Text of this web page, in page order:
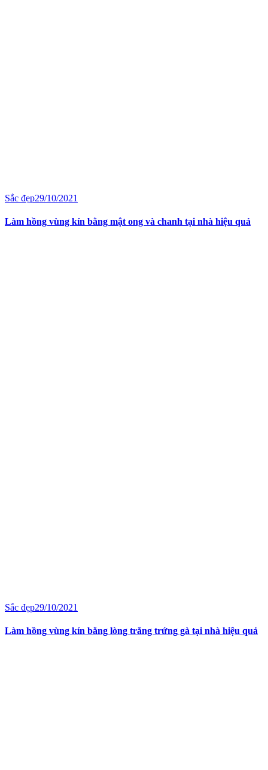
Sắc đẹp29/10/2021
Làm hồng vùng kín bằng mật ong và chanh tại nhà hiệu quả
Sắc đẹp29/10/2021
Làm hồng vùng kín bằng lòng trắng trứng gà tại nhà hiệu quả